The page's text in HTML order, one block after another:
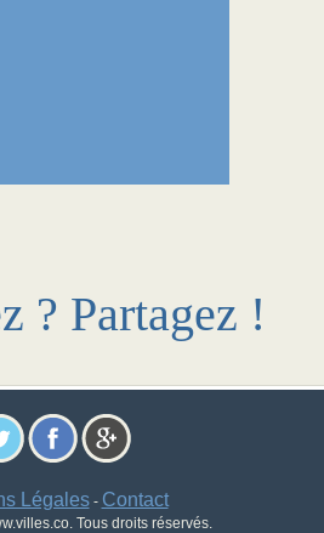
? Partagez !
Légales- Contact
Tous droits réservés.